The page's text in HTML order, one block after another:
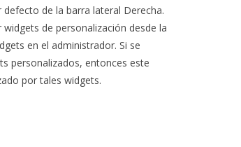
defecto de la barra lateral Derecha.
widgets de personalización desde la
en el administrador. Si se
personalizados, entonces este
por tales widgets.